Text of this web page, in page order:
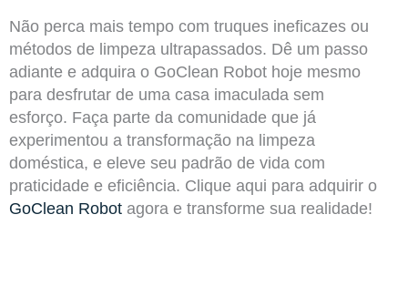
Não perca mais tempo com truques ineficazes ou
métodos de limpeza ultrapassados. Dê um passo
adiante e adquira o GoClean Robot hoje mesmo
para desfrutar de uma casa imaculada sem
esforço. Faça parte da comunidade que já
experimentou a transformação na limpeza
doméstica, e eleve seu padrão de vida com
praticidade e eficiência. Clique aqui para adquirir o
GoClean Robotagora e transforme sua realidade!